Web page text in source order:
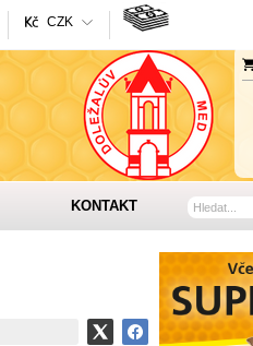
CZK
KONTAKT